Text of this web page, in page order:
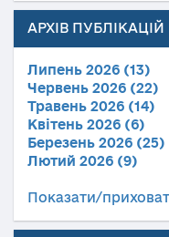
АРХІВ ПУБЛІКАЦІЙ
Липень 2026 (13)
Червень 2026 (22)
Травень 2026 (14)
Квітень 2026 (6)
Березень 2026 (25)
Лютий 2026 (9)
Показати/